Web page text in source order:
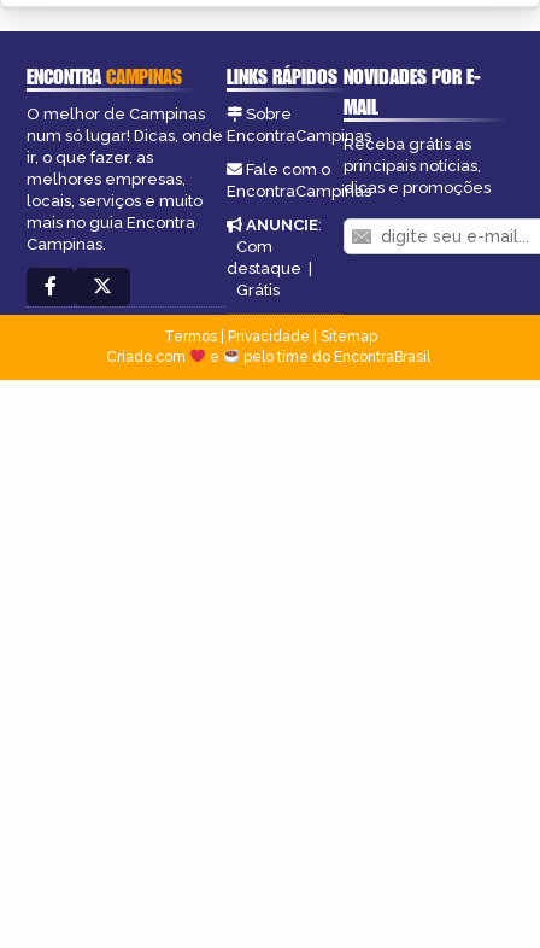
ENCONTRACAMPINAS
O melhor de Campinas
num só lugar! Dicas, onde
ir, o que fazer, as
melhores empresas,
locais, serviços e muito
mais no guia Encontra
Campinas.
LINKS RÁPIDOS
Sobre
EncontraCampinas
Fale com o
EncontraCampinas
ANUNCIE:
Com
destaque |
Grátis
NOVIDADES POR E-
MAIL
Receba grátis as
principais notícias,
dicas e promoções
Termos| Privacidade
Sitemap
Criado com
e pelo time do EncontraBrasil